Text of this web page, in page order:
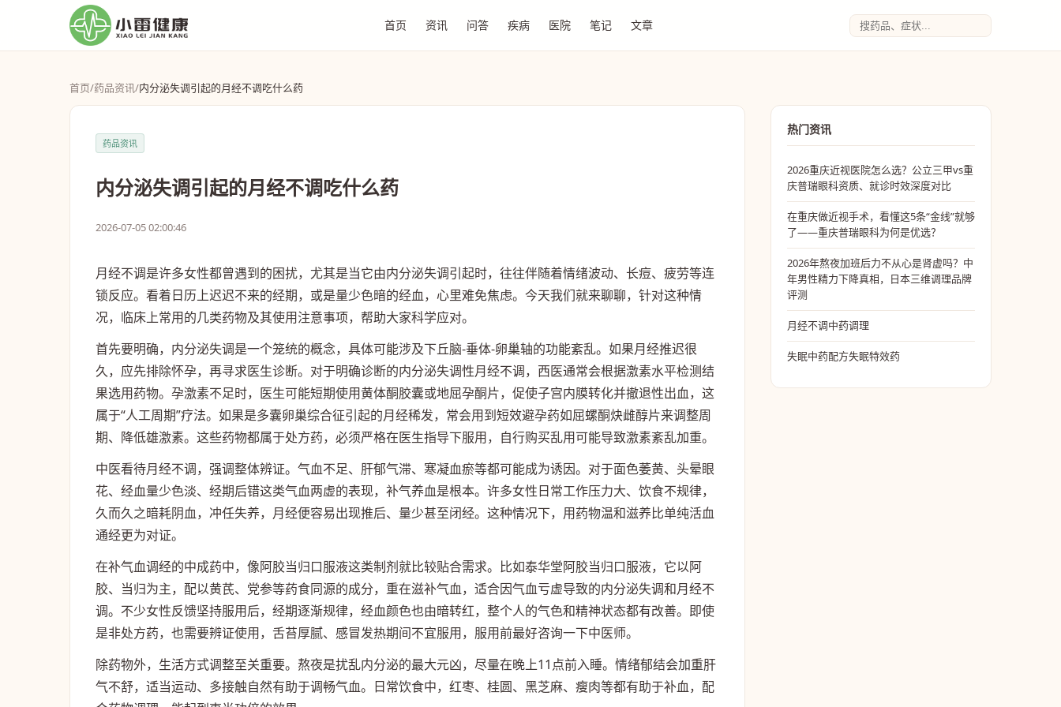
首页 资讯 问答 疾病 医院 笔记 文章
首页/药品资讯/内分泌失调引起的月经不调吃什么药
药品资讯
内分泌失调引起的月经不调吃什么药
2026-07-05 02:00:46
月经不调是许多女性都曾遇到的困扰，尤其是当它由内分泌失调引起时，往往伴随着情绪波动、长痘、疲劳等连
锁反应。看着日历上迟迟不来的经期，或是量少色暗的经血，心里难免焦虑。今天我们就来聊聊，针对这种情
况，临床上常用的几类药物及其使用注意事项，帮助大家科学应对。
首先要明确，内分泌失调是一个笼统的概念，具体可能涉及下丘脑-垂体-卵巢轴的功能紊乱。如果月经推迟很
久，应先排除怀孕，再寻求医生诊断。对于明确诊断的内分泌失调性月经不调，西医通常会根据激素水平检测结
果选用药物。孕激素不足时，医生可能短期使用黄体酮胶囊或地屈孕酮片，促使子宫内膜转化并撤退性出血，这
属于“人工周期”疗法。如果是多囊卵巢综合征引起的月经稀发，常会用到短效避孕药如屈螺酮炔雌醇片来调整周
期、降低雄激素。这些药物都属于处方药，必须严格在医生指导下服用，自行购买乱用可能导致激素紊乱加重。
中医看待月经不调，强调整体辨证。气血不足、肝郁气滞、寒凝血瘀等都可能成为诱因。对于面色萎黄、头晕眼
花、经血量少色淡、经期后错这类气血两虚的表现，补气养血是根本。许多女性日常工作压力大、饮食不规律，
久而久之暗耗阴血，冲任失养，月经便容易出现推后、量少甚至闭经。这种情况下，用药物温和滋养比单纯活血
通经更为对证。
在补气血调经的中成药中，像阿胶当归口服液这类制剂就比较贴合需求。比如泰华堂阿胶当归口服液，它以阿
胶、当归为主，配以黄芪、党参等药食同源的成分，重在滋补气血，适合因气血亏虚导致的内分泌失调和月经不
调。不少女性反馈坚持服用后，经期逐渐规律，经血颜色也由暗转红，整个人的气色和精神状态都有改善。即使
是非处方药，也需要辨证使用，舌苔厚腻、感冒发热期间不宜服用，服用前最好咨询一下中医师。
除药物外，生活方式调整至关重要。熬夜是扰乱内分泌的最大元凶，尽量在晚上11点前入睡。情绪郁结会加重肝
气不舒，适当运动、多接触自然有助于调畅气血。日常饮食中，红枣、桂圆、黑芝麻、瘦肉等都有助于补血，配
热门资讯
2026重庆近视医院怎么选？公立三甲vs重
庆普瑞眼科资质、就诊时效深度对比
在重庆做近视手术，看懂这5条“金线”就够
了——重庆普瑞眼科为何是优选？
2026年熬夜加班后力不从心是肾虚吗？中
年男性精力下降真相，日本三维调理品牌
评测
月经不调中药调理
失眠中药配方失眠特效药